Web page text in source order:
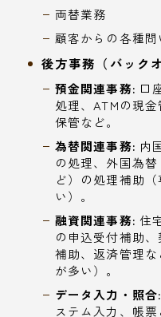
両替業務
顧客からの各種
後方事務（バック
預金関連事務: 口
処理、ATMの現
保管など。
為替関連事務: 内
の処理、外国為
ど）の処理補助
い）。
融資関連事務: 住
の申込受付補助
補助、返済管理
が多い）。
データ入力・照合:
ステム入力、帳票